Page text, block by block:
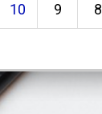
8
9
10